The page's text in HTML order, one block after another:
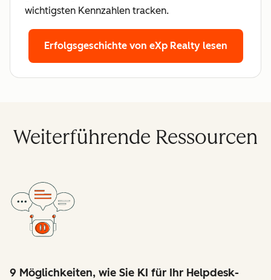
wichtigsten Kennzahlen tracken.
Erfolgsgeschichte von eXp Realty lesen
Weiterführende Ressourcen
9 Möglichkeiten, wie Sie KI für Ihr Helpdesk-